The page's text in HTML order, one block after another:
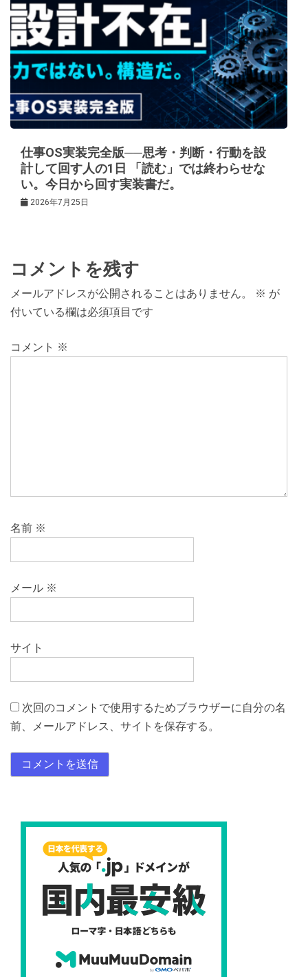
仕事OS実装完全版──思考・判断・行動を設
計して回す人の1日 「読む」では終わらせな
い。今日から回す実装書だ。
2026年7月25日
コメントを残す
メールアドレスが公開されることはありません。 ※ が
付いている欄は必須項目です
コメント ※
名前 ※
メール ※
サイト
次回のコメントで使用するためブラウザーに自分の名
前、メールアドレス、サイトを保存する。